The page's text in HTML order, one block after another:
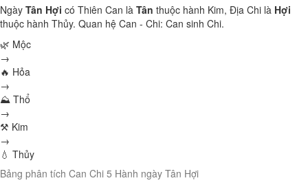
Ngày Tân Hợi có Thiên Can là Tân thuộc hành Kim, Địa Chi là Hợi
thuộc hành Thủy. Quan hệ Can - Chi: Can sinh Chi.
🌿 Mộc
→
🔥 Hỏa
→
⛰ Thổ
→
⚒ Kim
→
💧 Thủy
Bảng phân tích Can Chi 5 Hành ngày Tân Hợi